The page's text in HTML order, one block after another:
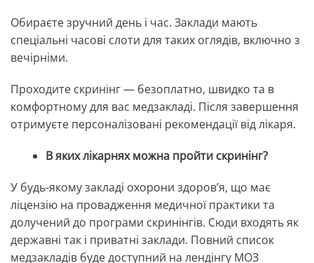
Обираєте зручний день і час. Заклади мають
спеціальні часові слоти для таких оглядів, включно з
вечірніми.
Проходите скринінг — безоплатно, швидко та в
комфортному для вас медзакладі. Після завершення
отримуєте персоналізовані рекомендації від лікаря.
В яких лікарнях можна пройти скринінг?
У будь-якому закладі охорони здоров’я, що має
ліцензію на провадження медичної практики та
долучений до програми скринінгів. Сюди входять як
державні так і приватні заклади. Повний список
медзакладів буде доступний на лендінгу МОЗ